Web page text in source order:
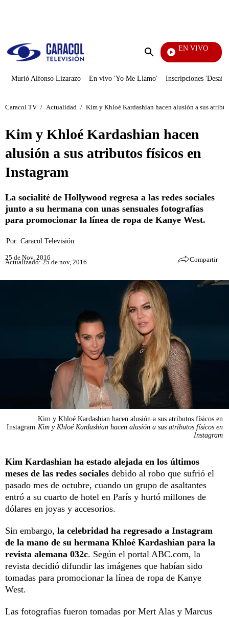
Enviar
EN VIVO
Yo
Murió Alfonso Lizarazo En vivo 'Yo Me Llamo' Inscripciones
Caracol TV / Actualidad / Kim y Khloé Kardashian hacen alusión a sus
Kim y Khloé Kardashian hacen
alusión a sus atributos físicos en
Instagram
La socialité de Hollywood regresa a las redes sociales
junto a su hermana con unas sensuales fotografías
para promocionar la línea de ropa de Kanye West.
Por: Caracol Televisión
25 de Nov, 2016
Actualizado: 25 de nov, 2016 Compartir
Kim y Khloé Kardashian hacen alusión a sus atributos físicos en
Instagram Kim y Khloé Kardashian hacen alusión a sus atributos físicos en
Instagram
Kim Kardashian ha estado alejada en los últimos
meses de las redes sociales debido al robo que sufrió el
pasado mes de octubre, cuando un grupo de asaltantes
entró a su cuarto de hotel en París y hurtó millones de
dólares en joyas y accesorios.
Sin embargo, la celebridad ha regresado a Instagram
de la mano de su hermana Khloé Kardashian para la
revista alemana 032c. Según el portal ABC.com, la
revista decidió difundir las imágenes que habían sido
tomadas para promocionar la línea de ropa de Kanye
West.
Las fotografías fueron tomadas por Mert Alas y Marcus